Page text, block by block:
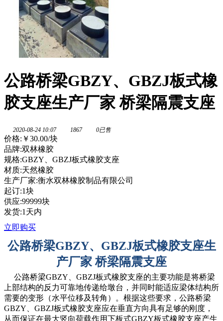
公路桥梁GBZY、GBZJ板式橡
胶支座生产厂家 桥梁隔震支座
2020-08-24 10:07 1867 0已售
价格: ￥30.00/块
品牌:双林橡胶
规格:GBZY、GBZJ板式橡胶支座
材质:天然橡胶
生产厂家:衡水双林橡胶制品有限公司
起订:1块
供应:99999块
发货:1天内
立即购买
公路桥梁GBZY、GBZJ板式橡胶支座生
产厂家 桥梁隔震支座
公路桥梁GBZY、GBZJ板式橡胶支座的主要功能是将桥梁
上部结构的反力可靠地传递给墩台，并同时能适应梁体结构所
需要的变形（水平位移及转角）。根据这些要求，公路桥梁
GBZY、GBZJ板式橡胶支座应在垂直方向具有足够的刚度，
从而保证在最大竖向荷载作用下板式GBZY板式橡胶支座产生